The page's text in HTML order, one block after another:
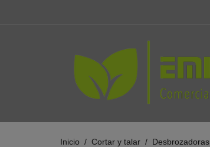
Inicio Cortar y talar Desbrozadoras